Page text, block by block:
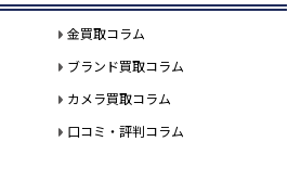
金買取コラム
ブランド買取コラム
カメラ買取コラム
口コミ・評判コラム